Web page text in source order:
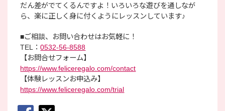
だん差がでてくるんですよ！いろいろな遊びを通しなが
ら、楽に正しく身に付くようにレッスンしています♪
■ご相談、お問い合わせはお気軽に！
TEL：0532-56-8588
【お問合せフォーム】
https://www.feliceregalo.com/contact
【体験レッスンお申込み】
https://www.feliceregalo.com/trial